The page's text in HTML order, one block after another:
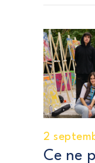
2
Ce ne